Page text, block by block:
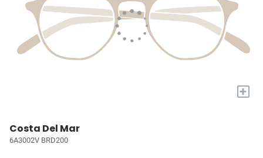
+
Costa Del Mar
6A3002V BRD200